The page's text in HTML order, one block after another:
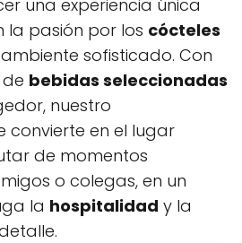
una experiencia única
la pasión por los cócteles
sofisticado. Con
bebidas seleccionadas
nuestro
convierte en el lugar
de momentos
o colegas, en un
la hospitalidad y la